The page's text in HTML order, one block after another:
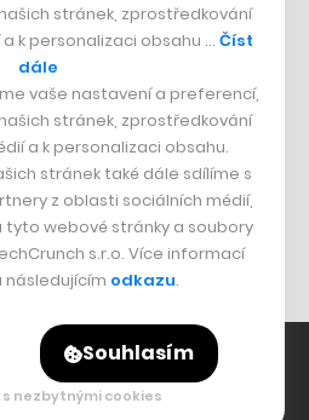
na Šumavě
stránek, zprostředkování
k personalizaci obsahu … Číst
dále
vaše nastavení a preferencí,
stránek, zprostředkování
a k personalizaci obsahu.
stránek také dále sdílíme s
z oblasti sociálních médií,
tyto webové stránky a soubory
s.r.o. Více informací
odkazu.
Souhlasím
nezbytnými cookies